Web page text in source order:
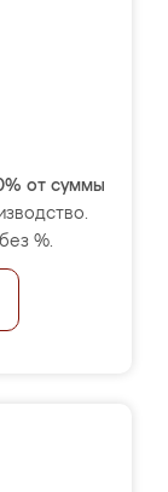
от суммы
%.